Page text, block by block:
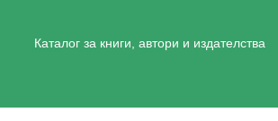
Каталог за книги, автори и издателства